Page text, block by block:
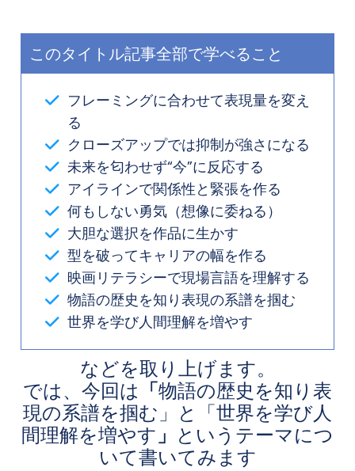
このタイトル記事全部で学べること
フレーミングに合わせて表現量を変え
る
クローズアップでは抑制が強さになる
未来を匂わせず“今”に反応する
アイラインで関係性と緊張を作る
何もしない勇気（想像に委ねる）
大胆な選択を作品に生かす
型を破ってキャリアの幅を作る
映画リテラシーで現場言語を理解する
物語の歴史を知り表現の系譜を掴む
世界を学び人間理解を増やす
などを取り上げます。
では、今回は 「物語の歴史を知り表
現の系譜を掴む」と「世界を学び人
間理解を増やす」 というテーマにつ
いて書いてみます